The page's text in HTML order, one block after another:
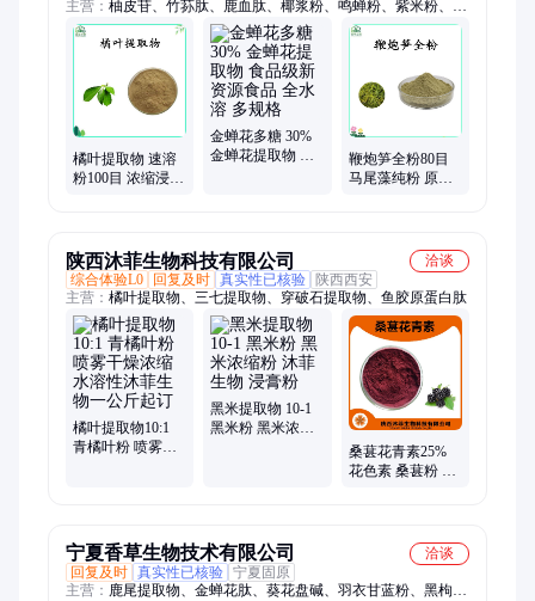
主营： 柚皮苷、竹荪肽、鹿血肽、椰浆粉、鸣蝉粉、紫米粉、黑
米粉、荔枝粉、香蕉粉、花椒粉、樱桃粉、红苕粉、扁豆粉、裸
藻粉、西米粉、魔芋粉、菱角粉、莲雾粉、腰果粉、糯米粉、芒
果粉、沙棘冻干粉、食叶草粉、大蒜素、牡蛎肽
橘叶提取物 速溶
粉100目 浓缩浸膏
金蝉花多糖 30%
金蝉花提取物 食
鞭炮笋全粉80目
马尾藻纯粉 原粉
陕西沐菲生物科技有限公司
洽谈
综合体验L0
回复及时 真实性已核验
陕西西安
主营： 橘叶提取物、三七提取物、穿破石提取物、鱼胶原蛋白肽
橘叶提取物10:1
青橘叶粉 喷雾干
黑米提取物 10-1
黑米粉 黑米浓缩
桑葚花青素25%
花色素 桑葚粉 沐
宁夏香草生物技术有限公司
洽谈
回复及时 真实性已核验 宁夏固原
主营： 鹿尾提取物、金蝉花肽、葵花盘碱、羽衣甘蓝粉、黑枸杞